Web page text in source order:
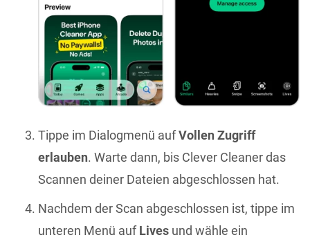
Tippe im Dialogmenü aufVollen Zugriff
erlauben. Warte dann, bis Clever Cleaner das
Scannen deiner Dateien abgeschlossen hat.
Nachdem der Scan abgeschlossen ist, tippe im
unteren Menü aufLives und wähle ein